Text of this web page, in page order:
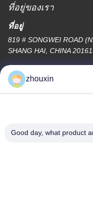
ที่อยู่ของเรา
ที่อยู่
819 # SONGWEI ROAD
SHANG HAI, CHINA
โทรศัพท์
86-21-37635838
zhouxin
Good day, what product